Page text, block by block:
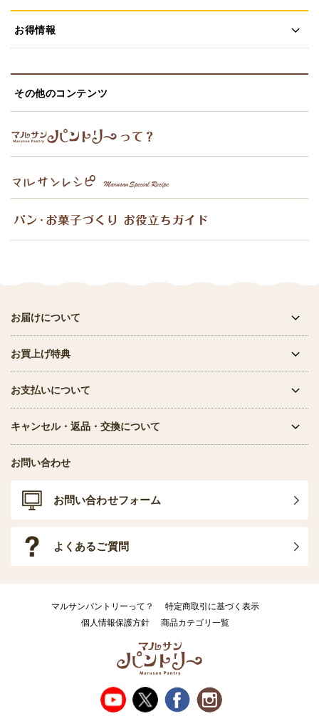
お得情報
その他のコンテンツ
お届けについて
お買上げ特典
お支払いについて
キャンセル・返品・交換について
お問い合わせ
お問い合わせフォーム
よくあるご質問
マルサンパントリーって？
特定商取引に基づく表示
個人情報保護方針
商品カテゴリ一覧